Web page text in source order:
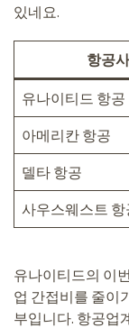
있네요.
항공사
유나이티드 항공
아메리칸 항공
델타 항공
사우스웨스트 항
유나이티드의 이
업 간접비를 줄이
부입니다. 항공업